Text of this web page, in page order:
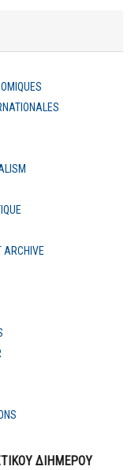
ARCHIVE
ΔΙΗΜΕΡΟΥ